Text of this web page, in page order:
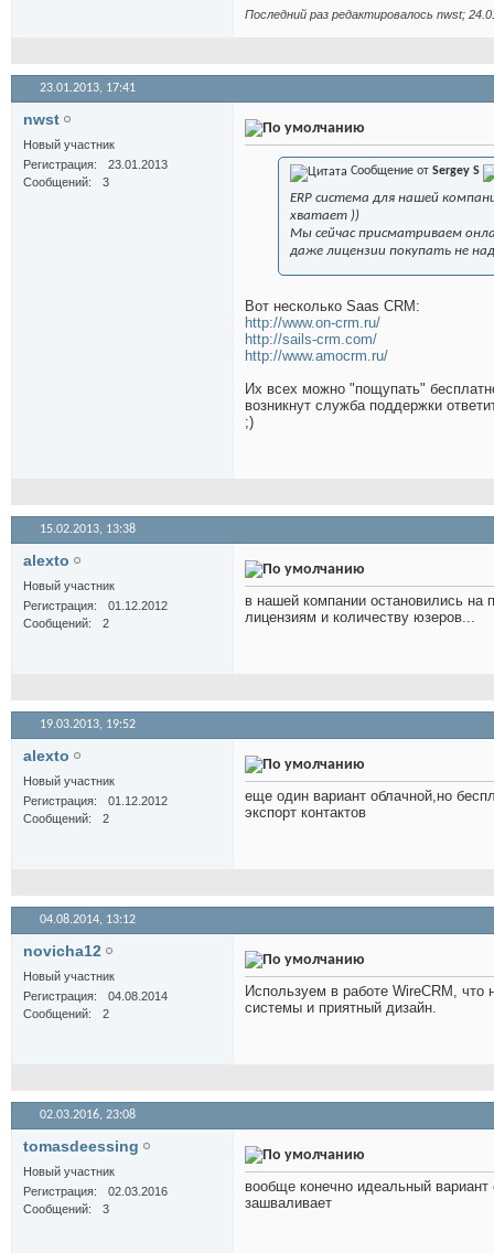
Последний раз редактировалось nwst;
23.01.2013, 17:41
nwst
Новый участник
Регистрация
23.01.2013
Сообщений
3
Сообщение от Sergey S
ERP система для нашей
хватает ))
Мы сейчас присматриваем
даже лицензии покупать не
Вот несколько Saas CRM:
http://www.on-crm.ru/
http://sails-crm.com/
http://www.amocrm.ru/
Их всех можно "пощупать"
возникнут служба поддержки
;)
15.02.2013, 13:38
alexto
Новый участник
Регистрация
01.12.2012
Сообщений
2
в нашей компании остановились на
лицензиям и количеству юзеров...
19.03.2013, 19:52
alexto
Новый участник
Регистрация
01.12.2012
Сообщений
2
еще один вариант облачной,но
экспорт контактов
04.08.2014, 13:12
novicha12
Новый участник
Регистрация
04.08.2014
Сообщений
2
Используем в работе WireCRM, что
системы и приятный дизайн.
02.03.2016, 23:08
tomasdeessing
Новый участник
Регистрация
02.03.2016
Сообщений
3
вообще конечно идеальный вариант
зашваливает